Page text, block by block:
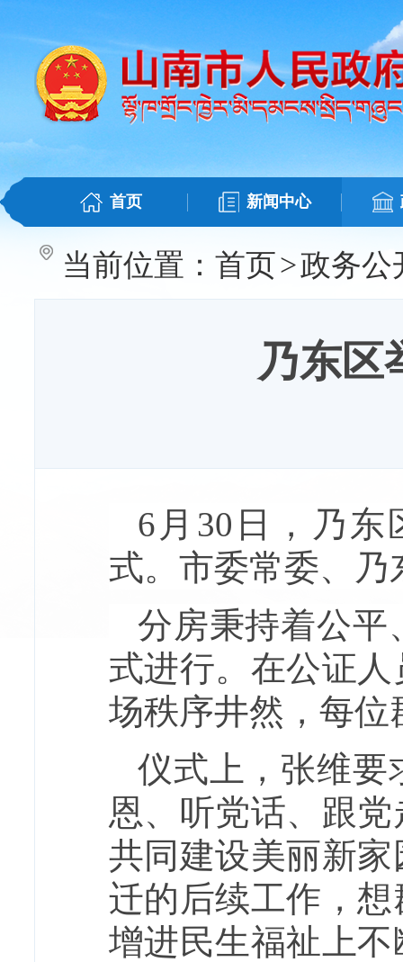
首页 新闻中心
当前位置： 首页>政务公
乃东区
6月30日，乃
式。市委常委、
分房秉持着公平
式进行。在公证
场秩序井然，每
仪式上，张维要
恩、听党话、跟
共同建设美丽新
迁的后续工作，
增进民生福祉上